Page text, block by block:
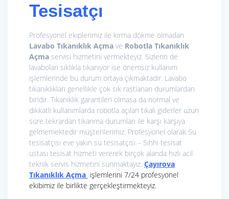
Tesisatçı
Profesyonel ekiplerimiz ile kırma dökme olmadan
Lavabo Tıkanıklık Açma ve Robotla Tıkanıklık
Açma servisi hizmetini vermekteyiz. Sizlerin de
lavaboları sıklıkla tıkanıyor ise önemsiz kullanım
işlemlerinde bu durum ortaya çıkmaktadır. Lavabo
tıkanıklıkları genellikle çok sık rastlanan durumlardan
biridir. Tıkanıklık garantileri olmasa da normal ve
dikkatli kullanımlarda robotla açılan tıkalı giderler uzun
süre tekrardan tıkanma durumları ile karşı karşıya
gelmemektedir müşterilerimiz. Profesyonel olarak Su
tesisatçısı eve yakın su tesisatçısı – Sıhhi tesisat
ustası tesisat hizmeti vererek birçok alanda hızlı acil
teknik servis hizmetini sunmaktayız. Çayırova
Tıkanıklık Açma işlemlerini 7/24 profesyonel
ekibimiz ile birlikte gerçekleştirmekteyiz.